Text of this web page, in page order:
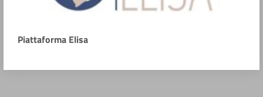
Piattaforma Elisa